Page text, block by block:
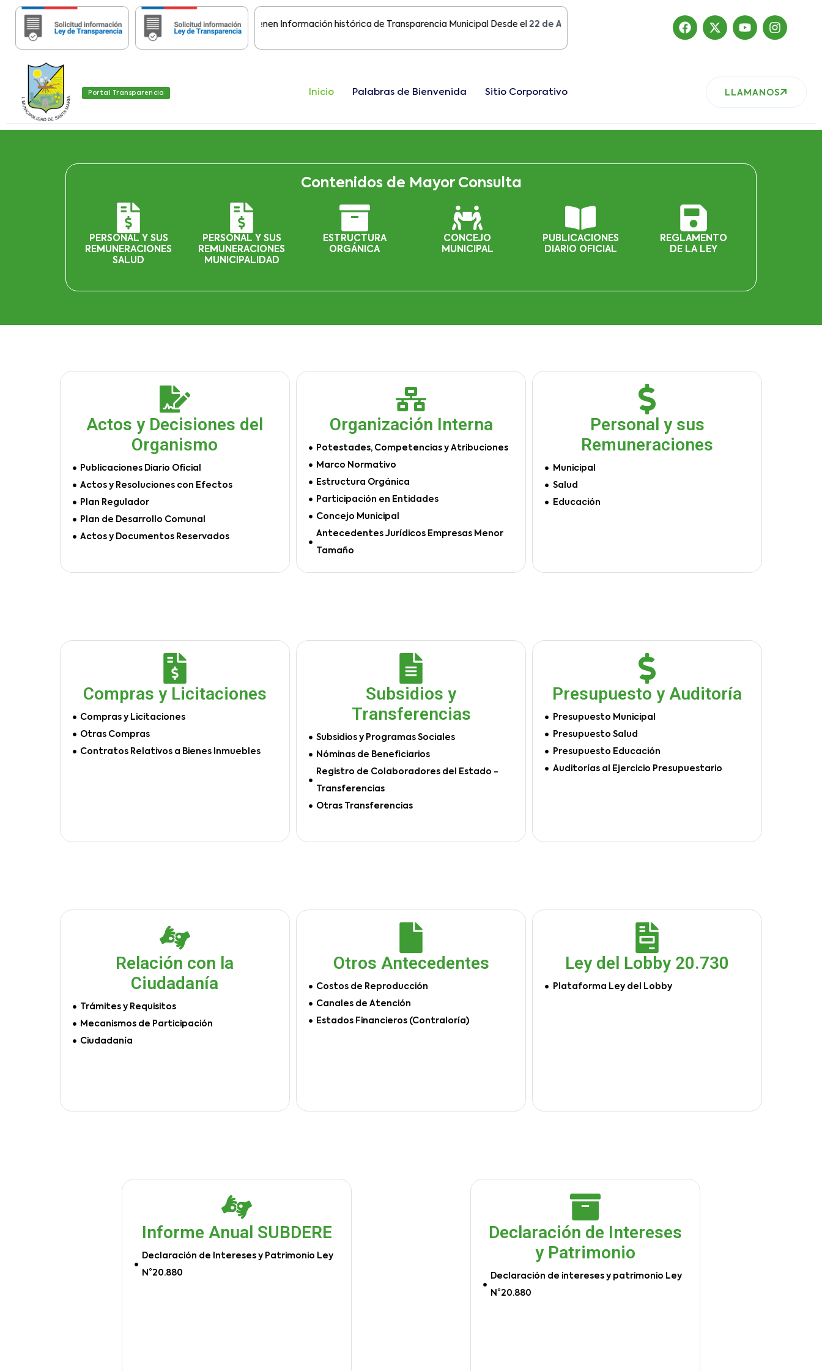
Importante: Estas páginas contienen Información histórica de Transparencia Municipal Desde el22 de Agosto del 2019 , nuestro sitio ha migrado
Portal Transparencia Inicio Palabras de Bienvenida Sitio Corporativo LLAMANOS
Contenidos de Mayor Consulta
PERSONAL Y SUS
REMUNERACIONES
SALUD
PERSONAL Y SUS
REMUNERACIONES
MUNICIPALIDAD
ESTRUCTURA
ORGÁNICA
CONCEJO
MUNICIPAL
PUBLICACIONES
DIARIO OFICIAL
REGLAMENTO
DE LA LEY
Actos y Decisiones del
Organismo
Publicaciones Diario Oficial
Actos y Resoluciones con Efectos
Plan Regulador
Plan de Desarrollo Comunal
Actos y Documentos Reservados
Organización Interna
Potestades, Competencias y Atribuciones
Marco Normativo
Estructura Orgánica
Participación en Entidades
Concejo Municipal
Antecedentes Jurídicos Empresas Menor
Tamaño
Personal y sus
Remuneraciones
Municipal
Salud
Educación
Compras y Licitaciones
Compras y Licitaciones
Otras Compras
Contratos Relativos a Bienes Inmuebles
Subsidios y
Transferencias
Subsidios y Programas Sociales
Nóminas de Beneficiarios
Registro de Colaboradores del Estado -
Transferencias
Otras Transferencias
Presupuesto y Auditoría
Presupuesto Municipal
Presupuesto Salud
Presupuesto Educación
Auditorías al Ejercicio Presupuestario
Relación con la
Ciudadanía
Trámites y Requisitos
Mecanismos de Participación
Ciudadanía
Otros Antecedentes
Costos de Reproducción
Canales de Atención
Estados Financieros (Contraloría)
Ley del Lobby 20.730
Plataforma Ley del Lobby
Informe Anual SUBDERE
Declaración de Intereses y Patrimonio Ley
N°20.880
Declaración de Intereses
y Patrimonio
Declaración de intereses y patrimonio Ley
N°20.880